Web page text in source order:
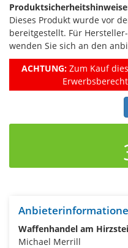
Dieses Produkt wurde vor
bereitgestellt. Für
wenden Sie sich an den
ACHTUNG:Zum Kauf
Waffenhandel am
Michael Merrill